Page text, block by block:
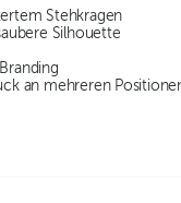
Stehkragen
Silhouette
an mehreren